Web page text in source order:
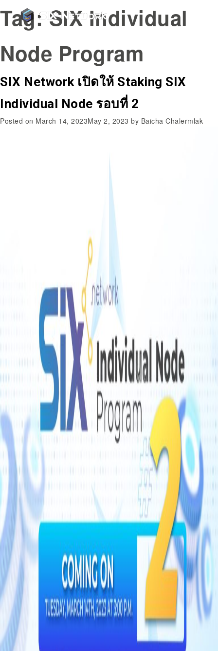
Tag:SIX Individual
Node Program
SIX Network เปิดให้ Staking SIX
Individual Node รอบที่ 2
Posted on March 14, 2023May 2, 2023 by Baicha Chalermlak